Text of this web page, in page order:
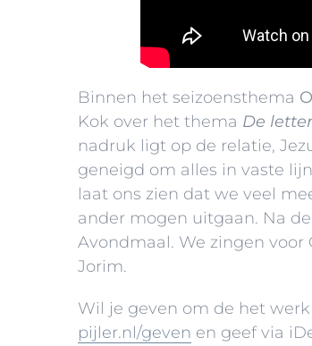
Binnen het seizoensthema
Kok over het thema De
nadruk ligt op de relatie,
geneigd om alles in vaste
laat ons zien dat we veel
ander mogen uitgaan. Na
Avondmaal. We zingen
Jorim.
Wil je geven om de het
pijler.nl/geven en geef via